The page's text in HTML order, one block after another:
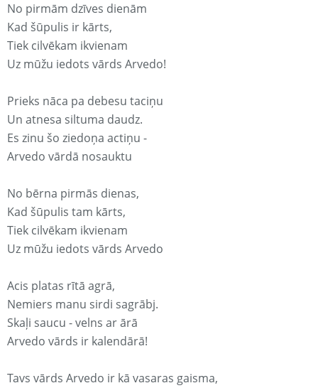
No pirmām dzīves dienām
Kad šūpulis ir kārts,
Tiek cilvēkam ikvienam
Uz mūžu iedots vārds Arvedo!
Prieks nāca pa debesu taciņu
Un atnesa siltuma daudz.
Es zinu šo ziedoņa actiņu -
Arvedo vārdā nosauktu
No bērna pirmās dienas,
Kad šūpulis tam kārts,
Tiek cilvēkam ikvienam
Uz mūžu iedots vārds Arvedo
Acis platas rītā agrā,
Nemiers manu sirdi sagrābj.
Skaļi saucu - velns ar ārā
Arvedo vārds ir kalendārā!
Tavs vārds Arvedo ir kā vasaras gaisma,